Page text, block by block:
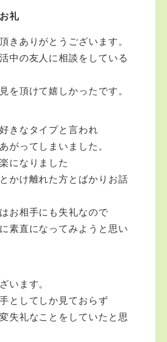
礼
きありがとうございます。
中の友人に相談をしている
を頂けて嬉しかったです。
きなタイプと言われ
がってしまいました。
になりました
かけ離れた方とばかりお話
お相手にも失礼なので
素直になってみようと思い
います。
としてしか見ておらず
失礼なことをしていたと思